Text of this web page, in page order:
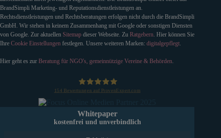
BrandSimpli Marketing- und Reputationsdienstleistungen an.
Rechtsdienstleistungen und Rechtsberatungen erfolgen nicht durch die BrandSimpli
GmbH. Wir stehen in keinem Zusammenhang mit Google oder sonstigen Diensten
von Google. Zur aktuellen Sitemap dieser Webseite. Zu Ratgebern. Hier können Sie
Ihre Cookie Einstellungen festlegen. Unsere weiteren Marken: digitalgepflegt.
Hier geht es zur Beratung für NGO's, gemeinnützige Vereine & Behörden.
154 Bewertungen auf ProvenExpert.com
Whitepaper
kostenfrei und unverbindlich